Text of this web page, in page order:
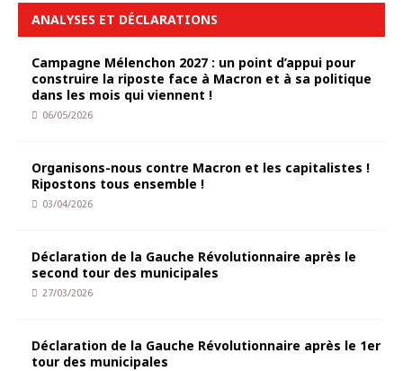
ANALYSES ET DÉCLARATIONS
Campagne Mélenchon 2027 : un point d’appui pour
construire la riposte face à Macron et à sa politique
dans les mois qui viennent !
06/05/2026
Organisons-nous contre Macron et les capitalistes !
Ripostons tous ensemble !
03/04/2026
Déclaration de la Gauche Révolutionnaire après le
second tour des municipales
27/03/2026
Déclaration de la Gauche Révolutionnaire après le 1er
tour des municipales